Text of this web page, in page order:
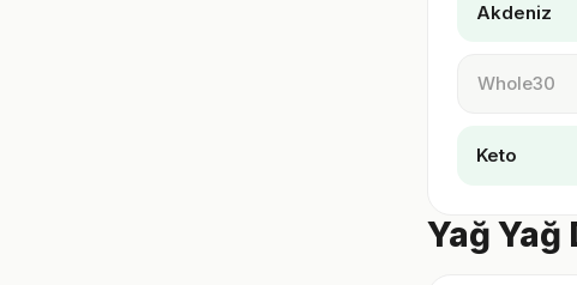
Akdeniz
Whole30
Keto
Yağ Yağ